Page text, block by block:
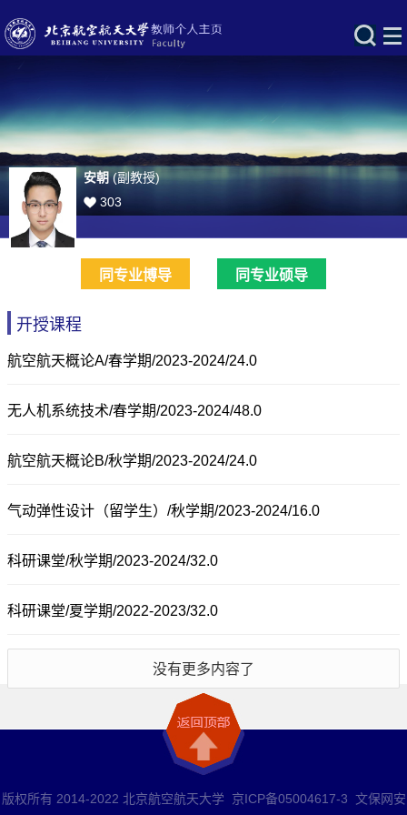
安朝(副教授)
303
同专业博导 同专业硕导
开授课程
航空航天概论A/春学期/2023-2024/24.0
无人机系统技术/春学期/2023-2024/48.0
航空航天概论B/秋学期/2023-2024/24.0
气动弹性设计（留学生）/秋学期/2023-2024/16.0
科研课堂/秋学期/2023-2024/32.0
科研课堂/夏学期/2022-2023/32.0
没有更多内容了
版权所有 2014-2022 北京航空航天大学 京ICP备05004617-3 文保网安